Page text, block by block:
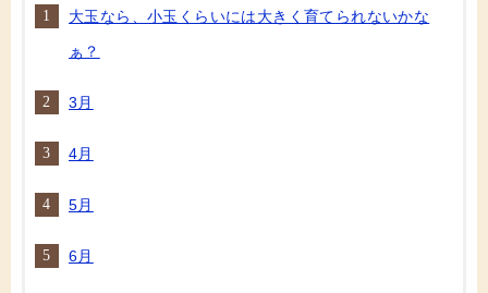
大玉なら、小玉くらいには大きく育てられないかな
ぁ？
3月
4月
5月
6月